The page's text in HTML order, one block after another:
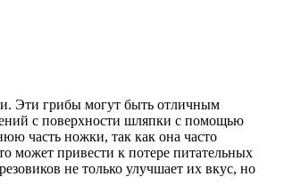
Эти грибы могут быть отличным
с поверхности шляпки с помощью
часть ножки, так как она часто
может привести к потере питательных
не только улучшает их вкус, но